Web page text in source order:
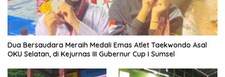
Dua Bersaudara Meraih Medali Emas Atlet Taekwondo Asal
OKU Selatan, di Kejurnas III Gubernur Cup I Sumsel